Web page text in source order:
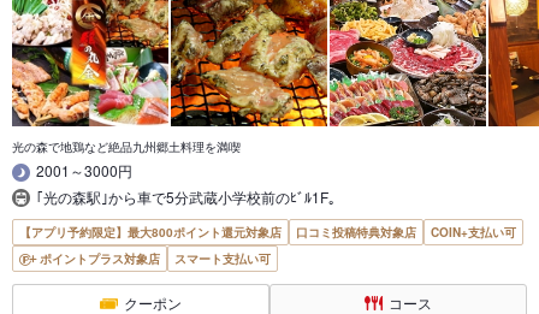
光の森で地鶏など絶品九州郷土料理を満喫
2001～3000円
｢光の森駅｣から車で5分武蔵小学校前のﾋﾞﾙ1F｡
【アプリ予約限定】最大800ポイント還元対象店 口コミ投稿特典対象店
COIN+支払い可
ポイントプラス対象店
スマート支払い可
クーポン コース